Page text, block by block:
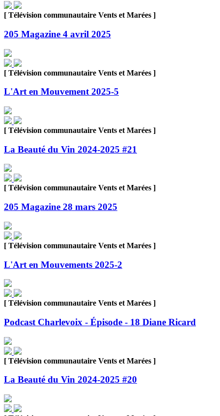
[ Télévision communautaire Vents et Marées ]
205 Magazine 4 avril 2025
[ Télévision communautaire Vents et Marées ]
L'Art en Mouvement 2025-5
[ Télévision communautaire Vents et Marées ]
La Beauté du Vin 2024-2025 #21
[ Télévision communautaire Vents et Marées ]
205 Magazine 28 mars 2025
[ Télévision communautaire Vents et Marées ]
L'Art en Mouvements 2025-2
[ Télévision communautaire Vents et Marées ]
Podcast Charlevoix - Épisode - 18 Diane Ricard
[ Télévision communautaire Vents et Marées ]
La Beauté du Vin 2024-2025 #20